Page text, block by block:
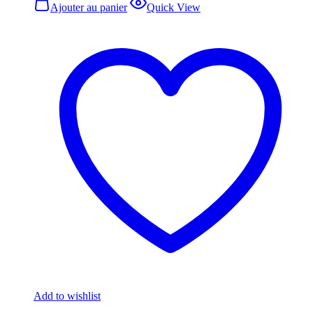
Ajouter au panier Quick View
Add to wishlist